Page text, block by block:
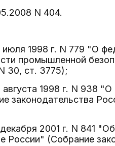
N 404.
1998 г. N 779 "О
промышленной
30, ст. 3775);
1998 г. N 938 "О
законодательства
2001 г. N 841
(Собрание